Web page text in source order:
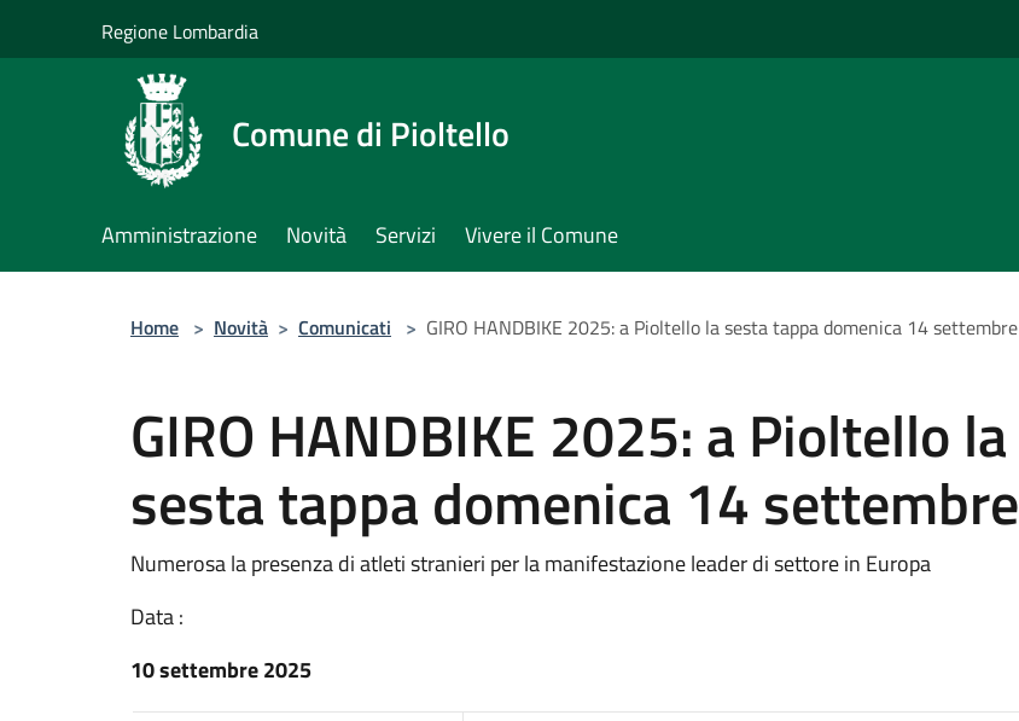
Regione Lombardia
Comune di Pioltello
Amministrazione Novità Servizi Vivere il Comune
Home > Novità > Comunicati > GIRO HANDBIKE 2025: a Pioltello la sesta tappa domenica 14 settembre
GIRO HANDBIKE 2025: a Pioltello la
sesta tappa domenica 14 settembre
Numerosa la presenza di atleti stranieri per la manifestazione leader di settore in Europa
Data :
10 settembre 2025